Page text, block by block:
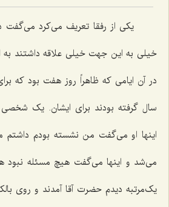
یکی از رفقا تعریف می‌کرد می‌گفت
خیلی به این جهت خیلی علاقه داشتند
در آن ایامی که ظاهراً روز هفت بود که
سال گرفته بودند برای ایشان. یک شخصی
اینها او می‌گفت من نشسته بودم داشتم
می‌شد و اینها می‌گفت هیچ مسئله
یک‌مرتبه دیدم حضرت آقا آمدند و روی